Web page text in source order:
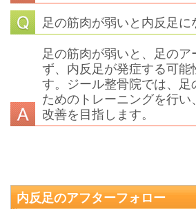
足の筋肉が弱いと内反足に
足の筋肉が弱いと、足のア
ず、内反足が発症する可能
す。ジール整骨院では、足
ためのトレーニングを行い
改善を目指します。
内反足のアフターフォロー